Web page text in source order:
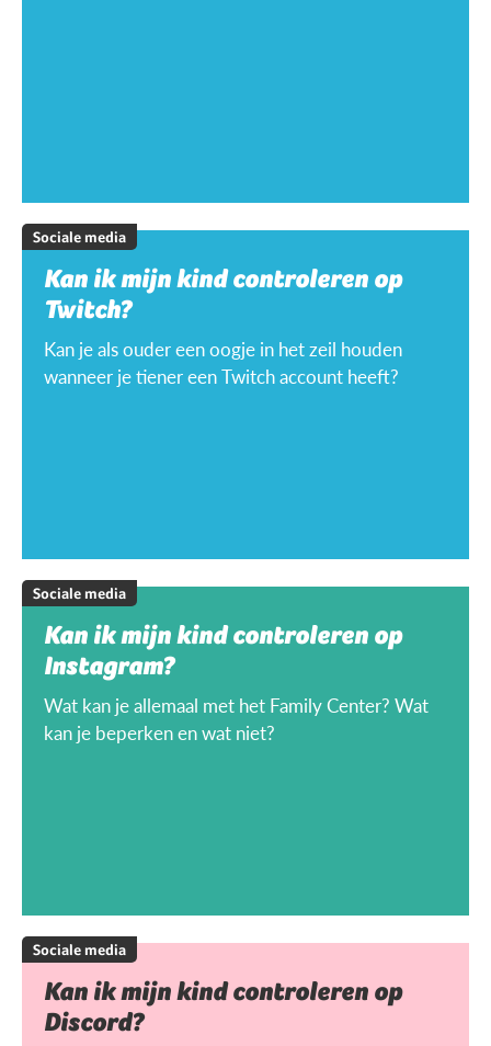
Sociale media
Kan ik mijn kind controleren op
Twitch?
Kan je als ouder een oogje in het zeil houden
wanneer je tiener een Twitch account heeft?
Sociale media
Kan ik mijn kind controleren op
Instagram?
Wat kan je allemaal met het Family Center? Wat
kan je beperken en wat niet?
Sociale media
Kan ik mijn kind controleren op
Discord?